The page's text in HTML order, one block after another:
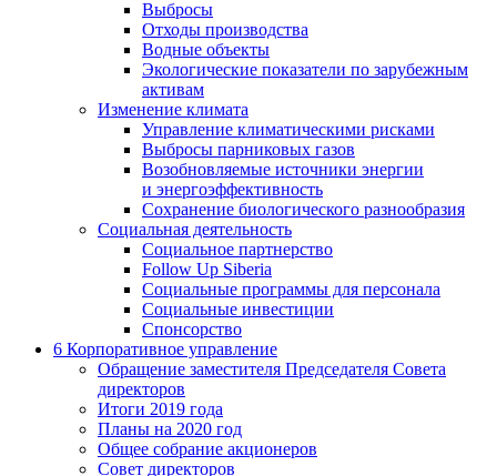
Выбросы
Отходы производства
Водные объекты
Экологические показатели по зарубежным
активам
Изменение климата
Управление климатическими рисками
Выбросы парниковых газов
Возобновляемые источники энергии
и энергоэффективность
Сохранение биологического разнообразия
Социальная деятельность
Социальное партнерство
Follow Up Siberia
Социальные программы для персонала
Социальные инвестиции
Спонсорство
6 Корпоративное управление
Обращение заместителя Председателя Совета
директоров
Итоги 2019 года
Планы на 2020 год
Общее собрание акционеров
Совет директоров